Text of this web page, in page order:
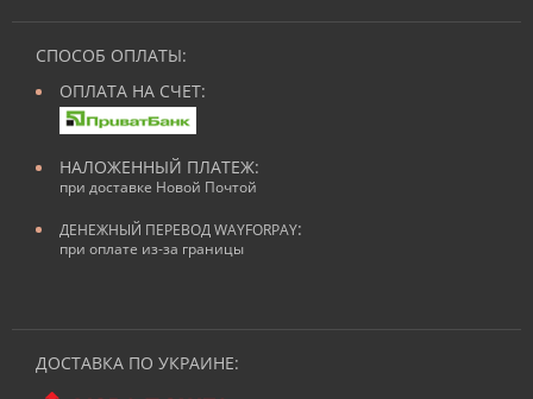
СПОСОБ ОПЛАТЫ:
ОПЛАТА НА СЧЕТ:
НАЛОЖЕННЫЙ ПЛАТЕЖ:
при доставке Новой Почтой
ДЕНЕЖНЫЙ ПЕРЕВОД WAYFORPAY:
при оплате из-за границы
ДОСТАВКА ПО УКРАИНЕ: